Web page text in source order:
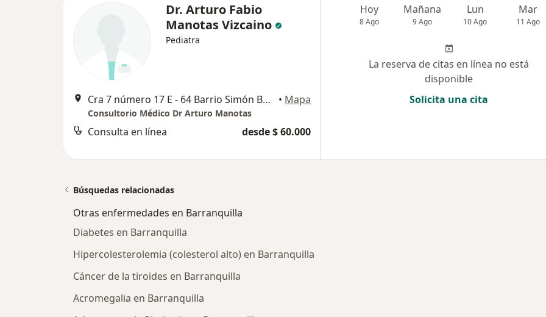
Dr. Arturo Fabio
Manotas Vizcaino
Pediatra
Cra 7 número 17 E - 64 Barrio Simón Bolívar , Barranquilla • Mapa
Consultorio Médico Dr Arturo Manotas
Consulta en línea desde $ 60.000
Hoy
8 Ago
Mañana
9 Ago
Lun
10 Ago
Mar
11 Ago
La reserva de citas en línea no está
disponible
Solicita una cita
Búsquedas relacionadas
Otras enfermedades en Barranquilla
Diabetes en Barranquilla
Hipercolesterolemia (colesterol alto) en Barranquilla
Cáncer de la tiroides en Barranquilla
Acromegalia en Barranquilla